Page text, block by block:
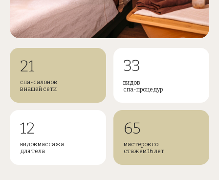
21
спа-салонов
в нашей сети
33
видов
спа-процедур
12
видов массажа
для тела
65
мастеров со
стажем 16 лет